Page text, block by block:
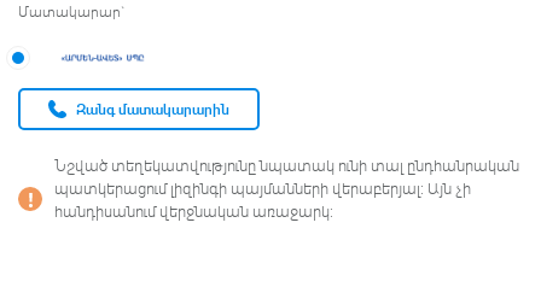
Մատակարար`
Զանգ մատակարարին
Նշված տեղեկատվությունը նպատակ ունի տալ ընդհանրական
պատկերացում լիզինգի պայմանների վերաբերյալ։ Այն չի
հանդիսանում վերջնական առաջարկ։